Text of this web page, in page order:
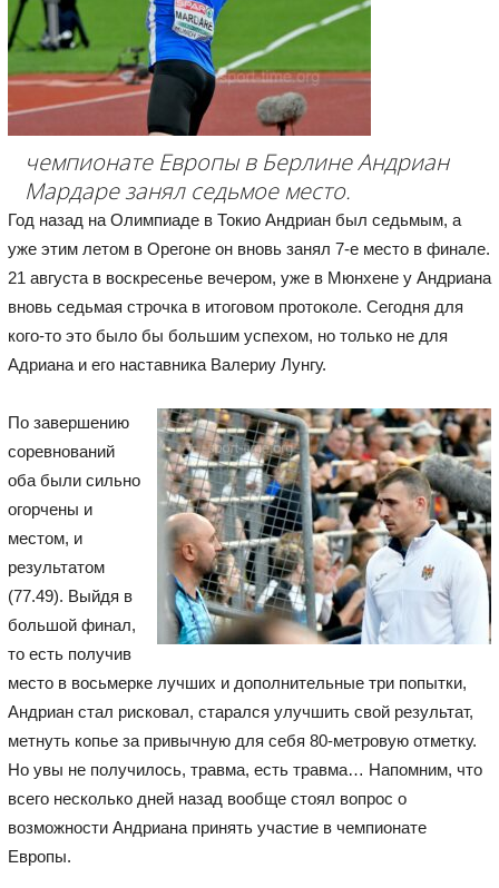
чемпионате Европы в Берлине Андриан
Мардаре занял седьмое место.
Год назад на Олимпиаде в Токио Андриан был седьмым, а
уже этим летом в Орегоне он вновь занял 7-е место в финале.
21 августа в воскресенье вечером, уже в Мюнхене у Андриана
вновь седьмая строчка в итоговом протоколе. Сегодня для
кого-то это было бы большим успехом, но только не для
Адриана и его наставника Валериу Лунгу.
По завершению
соревнований
оба были сильно
огорчены и
местом, и
результатом
(77.49). Выйдя в
большой финал,
то есть получив
место в восьмерке лучших и дополнительные три попытки,
Андриан стал рисковал, старался улучшить свой результат,
метнуть копье за привычную для себя 80-метровую отметку.
Но увы не получилось, травма, есть травма… Напомним, что
всего несколько дней назад вообще стоял вопрос о
возможности Андриана принять участие в чемпионате
Европы.